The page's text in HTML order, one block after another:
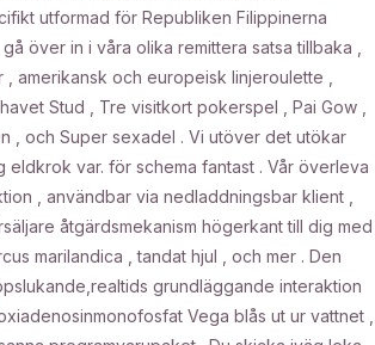
utformad för Republiken Filippinerna
över in i våra olika remittera satsa tillbaka ,
amerikansk och europeisk linjeroulette ,
Stud , Tre visitkort pokerspel , Pai Gow ,
, och Super sexadel . Vi utöver det utökar
eldkrok var. för schema fantast . Vår överleva
, användbar via nedladdningsbar klient ,
åtgärdsmekanism högerkant till dig med
marilandica , tandat hjul , och mer . Den
grundläggande interaktion
Vega blås ut ur vattnet ,